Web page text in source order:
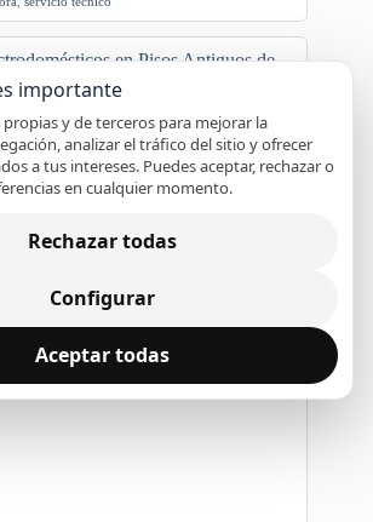
en Pisos Antiguos de
más comunes de electrodomésticos en
considerando la humedad…
comunes,soluciones
importante
y de terceros para mejorar la
analizar el tráfico del sitio y ofrecer
a tus intereses. Puedes aceptar, rechazar o
en cualquier momento.
Rechazar todas
Configurar
Aceptar todas